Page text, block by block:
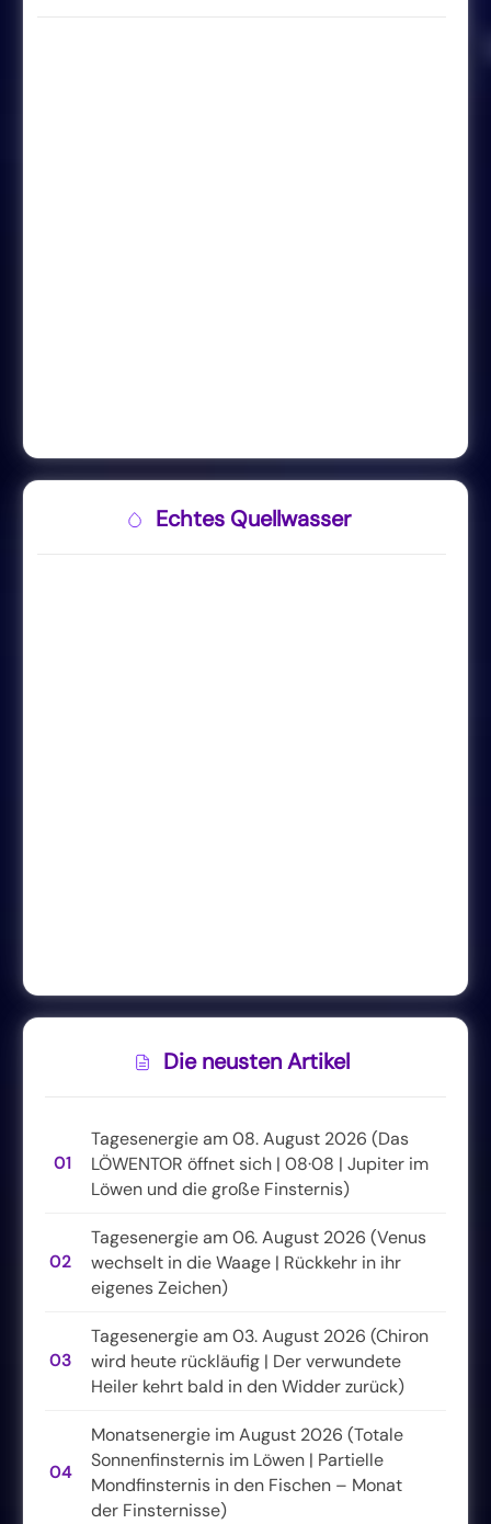
Echtes Quellwasser
Die neusten Artikel
01
Tagesenergie am 08. August 2026 (Das
LÖWENTOR öffnet sich | 08·08 | Jupiter im
Löwen und die große Finsternis)
02
Tagesenergie am 06. August 2026 (Venus
wechselt in die Waage | Rückkehr in ihr
eigenes Zeichen)
03
Tagesenergie am 03. August 2026 (Chiron
wird heute rückläufig | Der verwundete
Heiler kehrt bald in den Widder zurück)
04
Monatsenergie im August 2026 (Totale
Sonnenfinsternis im Löwen | Partielle
Mondfinsternis in den Fischen – Monat
der Finsternisse)